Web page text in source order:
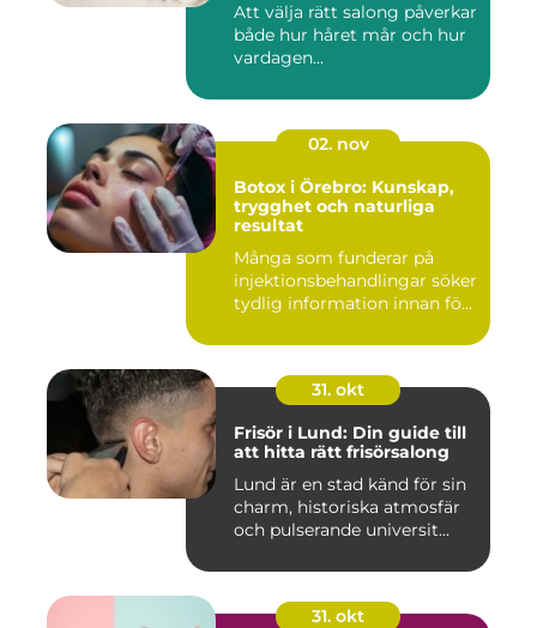
Att välja rätt salong påverkar
både hur håret mår och hur
vardagen...
02. nov
Botox i Örebro: Kunskap,
trygghet och naturliga
resultat
Många som funderar på
injektionsbehandlingar söker
tydlig information innan fö...
31. okt
Frisör i Lund: Din guide till
att hitta rätt frisörsalong
Lund är en stad känd för sin
charm, historiska atmosfär
och pulserande universit...
31. okt